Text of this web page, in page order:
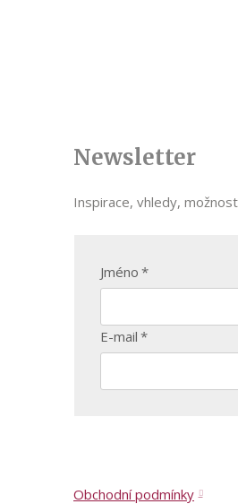
Newsletter
Inspirace, vhledy,
Jméno *
E-mail *
Obchodní podmínky